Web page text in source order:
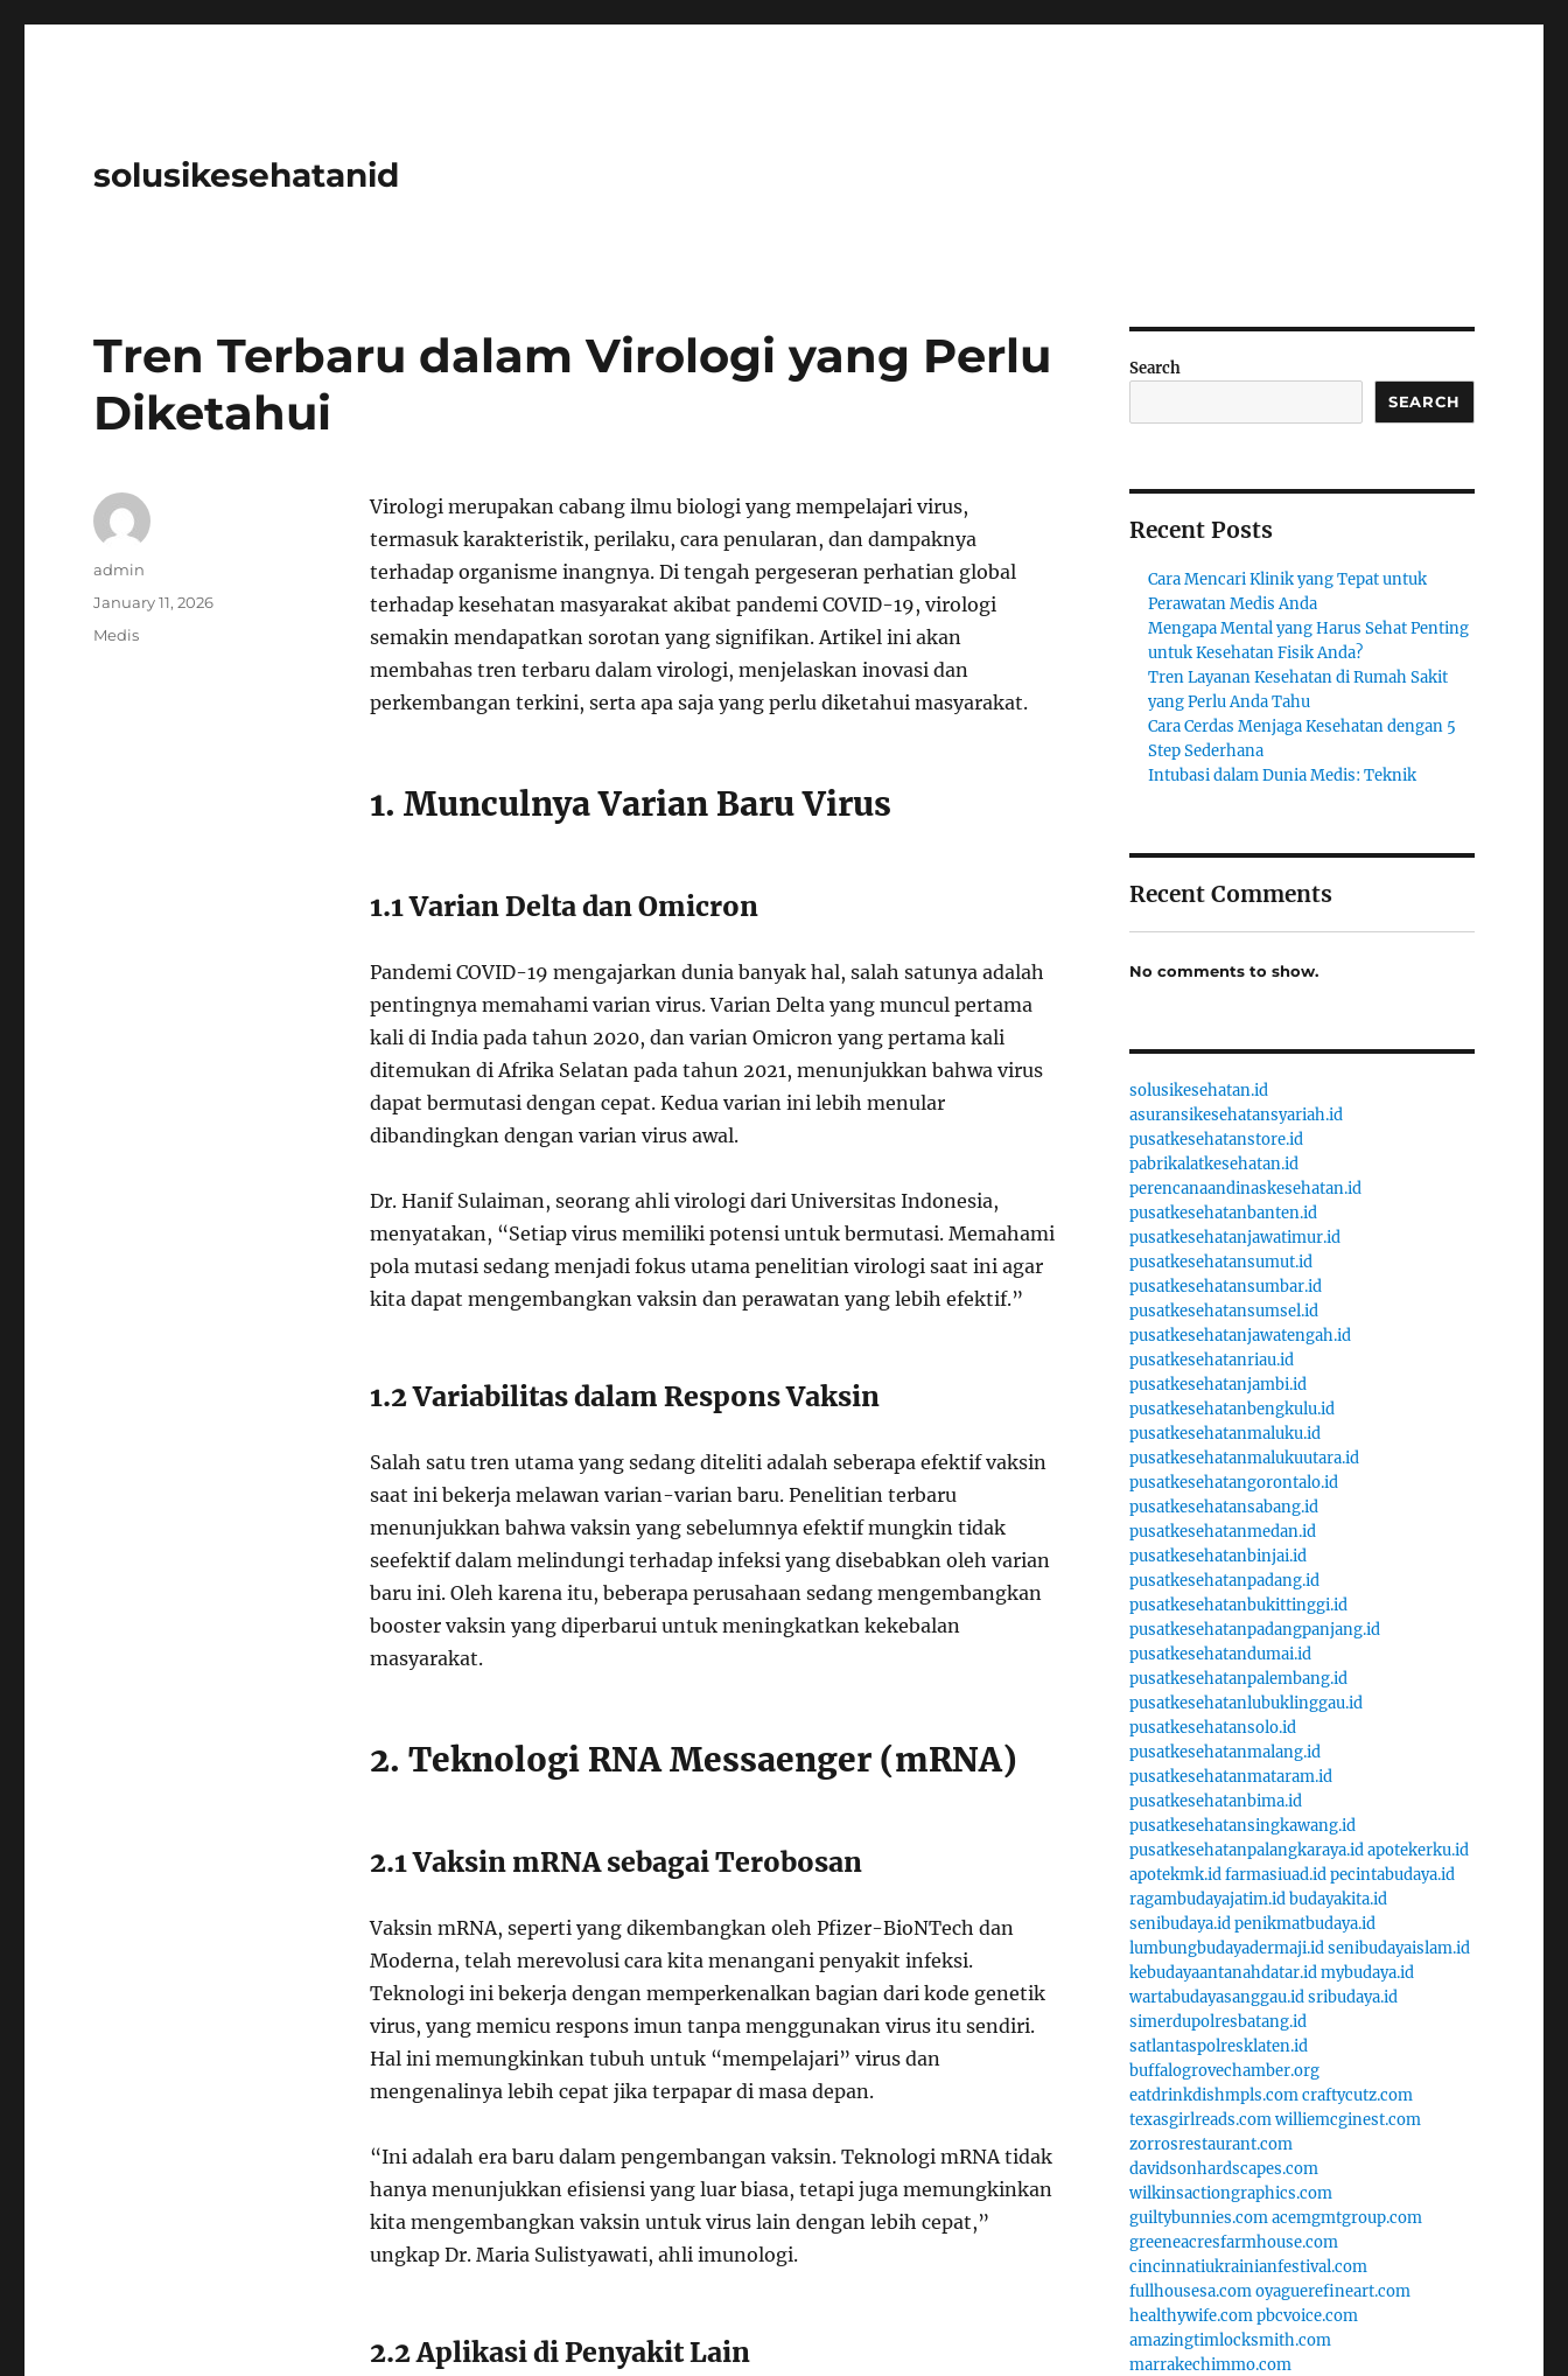
solusikesehatanid
Tren Terbaru dalam Virologi yang Perlu
Diketahui
Virologi merupakan cabang ilmu biologi yang mempelajari virus,
termasuk karakteristik, perilaku, cara penularan, dan dampaknya
terhadap organisme inangnya. Di tengah pergeseran perhatian global
terhadap kesehatan masyarakat akibat pandemi COVID-19, virologi
semakin mendapatkan sorotan yang signifikan. Artikel ini akan
membahas tren terbaru dalam virologi, menjelaskan inovasi dan
perkembangan terkini, serta apa saja yang perlu diketahui masyarakat.
1. Munculnya Varian Baru Virus
1.1 Varian Delta dan Omicron
Pandemi COVID-19 mengajarkan dunia banyak hal, salah satunya adalah
pentingnya memahami varian virus. Varian Delta yang muncul pertama
kali di India pada tahun 2020, dan varian Omicron yang pertama kali
ditemukan di Afrika Selatan pada tahun 2021, menunjukkan bahwa virus
dapat bermutasi dengan cepat. Kedua varian ini lebih menular
dibandingkan dengan varian virus awal.
Dr. Hanif Sulaiman, seorang ahli virologi dari Universitas Indonesia,
menyatakan, “Setiap virus memiliki potensi untuk bermutasi. Memahami
pola mutasi sedang menjadi fokus utama penelitian virologi saat ini agar
kita dapat mengembangkan vaksin dan perawatan yang lebih efektif.”
1.2 Variabilitas dalam Respons Vaksin
Salah satu tren utama yang sedang diteliti adalah seberapa efektif vaksin
saat ini bekerja melawan varian-varian baru. Penelitian terbaru
menunjukkan bahwa vaksin yang sebelumnya efektif mungkin tidak
seefektif dalam melindungi terhadap infeksi yang disebabkan oleh varian
baru ini. Oleh karena itu, beberapa perusahaan sedang mengembangkan
booster vaksin yang diperbarui untuk meningkatkan kekebalan
masyarakat.
2. Teknologi RNA Messaenger (mRNA)
2.1 Vaksin mRNA sebagai Terobosan
Vaksin mRNA, seperti yang dikembangkan oleh Pfizer-BioNTech dan
Moderna, telah merevolusi cara kita menangani penyakit infeksi.
Teknologi ini bekerja dengan memperkenalkan bagian dari kode genetik
virus, yang memicu respons imun tanpa menggunakan virus itu sendiri.
Hal ini memungkinkan tubuh untuk “mempelajari” virus dan
mengenalinya lebih cepat jika terpapar di masa depan.
“Ini adalah era baru dalam pengembangan vaksin. Teknologi mRNA tidak
hanya menunjukkan efisiensi yang luar biasa, tetapi juga memungkinkan
kita mengembangkan vaksin untuk virus lain dengan lebih cepat,”
ungkap Dr. Maria Sulistyawati, ahli imunologi.
2.2 Aplikasi di Penyakit Lain
Author
admin
Posted
January 11, 2026
Categories
Medis
Search
SEARCH
Recent Posts
Cara Mencari Klinik yang Tepat untuk
Perawatan Medis Anda
Mengapa Mental yang Harus Sehat Penting
untuk Kesehatan Fisik Anda?
Tren Layanan Kesehatan di Rumah Sakit
yang Perlu Anda Tahu
Cara Cerdas Menjaga Kesehatan dengan 5
Step Sederhana
Intubasi dalam Dunia Medis: Teknik
Recent Comments
No comments to show.
solusikesehatan.id
asuransikesehatansyariah.id
pusatkesehatanstore.id
pabrikalatkesehatan.id
perencanaandinaskesehatan.id
pusatkesehatanbanten.id
pusatkesehatanjawatimur.id
pusatkesehatansumut.id
pusatkesehatansumbar.id
pusatkesehatansumsel.id
pusatkesehatanjawatengah.id
pusatkesehatanriau.id
pusatkesehatanjambi.id
pusatkesehatanbengkulu.id
pusatkesehatanmaluku.id
pusatkesehatanmalukuutara.id
pusatkesehatangorontalo.id
pusatkesehatansabang.id
pusatkesehatanmedan.id
pusatkesehatanbinjai.id
pusatkesehatanpadang.id
pusatkesehatanbukittinggi.id
pusatkesehatanpadangpanjang.id
pusatkesehatandumai.id
pusatkesehatanpalembang.id
pusatkesehatanlubuklinggau.id
pusatkesehatansolo.id
pusatkesehatanmalang.id
pusatkesehatanmataram.id
pusatkesehatanbima.id
pusatkesehatansingkawang.id
pusatkesehatanpalangkaraya.idapotekerku.id
apotekmk.idfarmasiuad.idpecintabudaya.id
ragambudayajatim.idbudayakita.id
senibudaya.idpenikmatbudaya.id
lumbungbudayadermaji.idsenibudayaislam.id
kebudayaantanahdatar.idmybudaya.id
wartabudayasanggau.idsribudaya.id
simerdupolresbatang.id
satlantaspolresklaten.id
buffalogrovechamber.org
eatdrinkdishmpls.comcraftycutz.com
texasgirlreads.comwilliemcginest.com
zorrosrestaurant.com
davidsonhardscapes.com
wilkinsactiongraphics.com
guiltybunnies.comacemgmtgroup.com
greeneacresfarmhouse.com
cincinnatiukrainianfestival.com
fullhousesa.comoyaguerefineart.com
healthywife.compbcvoice.com
amazingtimlocksmith.com
marrakechimmo.com